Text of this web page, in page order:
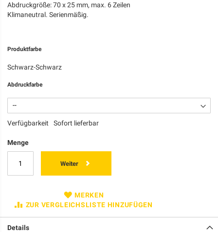
Abdruckgröße: 70 x 25 mm, max. 6 Zeilen
Klimaneutral. Serienmäßig.
Produktfarbe
Schwarz-Schwarz
Abdruckfarbe
Verfügbarkeit Sofort lieferbar
Menge
Weiter
MERKEN
ZUR VERGLEICHSLISTE HINZUFÜGEN
Details